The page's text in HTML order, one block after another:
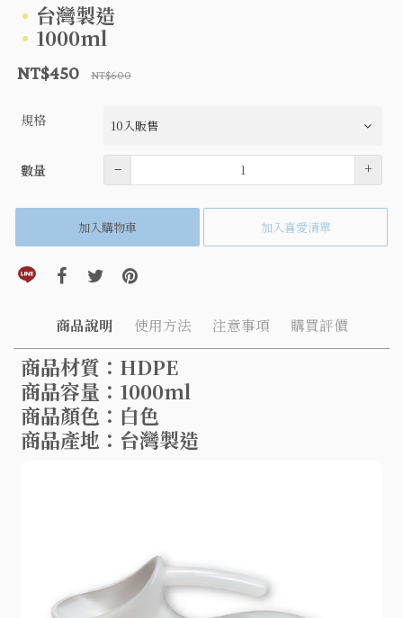
台灣製造
1000ml
NT$450 NT$600
規格
數量 數量– +
加入購物車 加入喜愛清單
分享到line(另開視窗)
分享到facebook(另開視窗)
分享到twitter(另開視窗)
分享到pinterest(另開視窗)
商品說明 使用方法 注意事項 購買評價
商品材質：HDPE
商品容量：1000ml
商品顏色：白色
商品產地：台灣製造